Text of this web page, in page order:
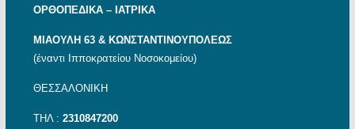
ΟΡΘΟΠΕΔΙΚΑ – ΙΑΤΡΙΚΑ
ΜΙΑΟΥΛΗ 63 & ΚΩΝΣΤΑΝΤΙΝΟΥΠΟΛΕΩΣ
(έναντι Ιπποκρατείου Νοσοκομείου)
ΘΕΣΣΑΛΟΝΙΚΗ
ΤΗΛ : 2310847200